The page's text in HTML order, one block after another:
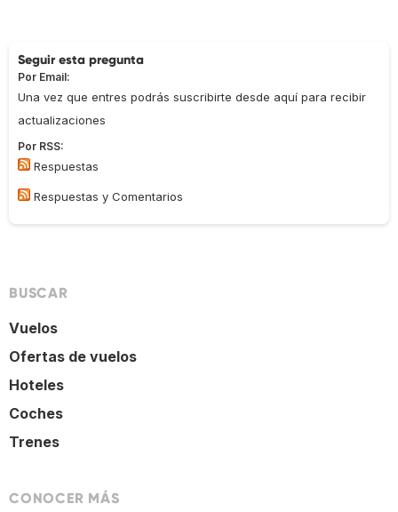
Seguir esta pregunta
Por Email:
Una vez que entres podrás suscribirte desde aquí para recibir
actualizaciones
Por RSS:
Respuestas
Respuestas y Comentarios
BUSCAR
Vuelos
Ofertas de vuelos
Hoteles
Coches
Trenes
CONOCER MÁS